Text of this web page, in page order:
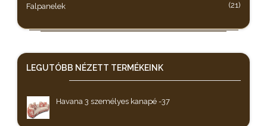
Falpanelek (21)
LEGUTÓBB NÉZETT TERMÉKEINK
Havana 3 személyes kanapé -37